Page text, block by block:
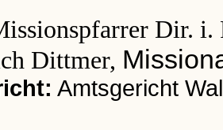
Dir. i.
Dittmer,
Amtsgericht